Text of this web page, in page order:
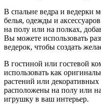
В спальне ведра и ведерки
белья, одежды и
на полу или на полках,
Вы можете использовать
ведерок, чтобы создать
В гостиной или гостевой
использовать как
растений или
расположены на полу или
игрушку в ваш интерьер.